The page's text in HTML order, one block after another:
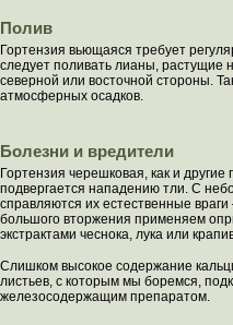
Полив
Гортензия вьющаяся требует
следует поливать лианы, растущие
северной или восточной стороны.
атмосферных осадков.
Болезни и вредители
Гортензия черешковая, как и
подвергается нападению тли. С
справляются их естественные враги
большого вторжения применяем
экстрактами чеснока, лука или
Слишком высокое содержание
листьев, с которым мы боремся,
железосодержащим препаратом.